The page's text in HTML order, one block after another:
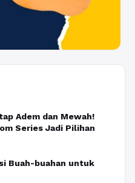
Adem dan Mewah!
Series Jadi Pilihan
Buah-buahan untuk